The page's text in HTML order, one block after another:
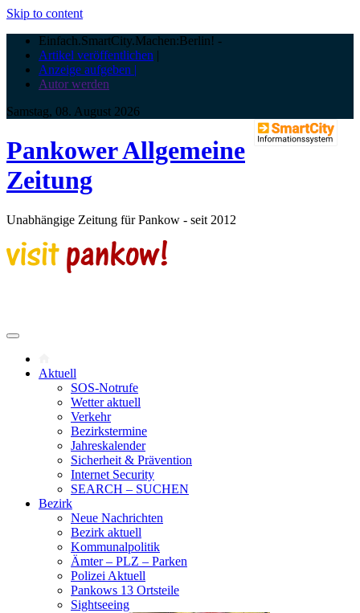
Skip to content
Einfach.SmartCity.Machen:Berlin! -
Artikel veröffentlichen |
Anzeige aufgeben |
Autor werden
Samstag, 08. August 2026
Pankower Allgemeine
Zeitung
Unabhängige Zeitung für Pankow - seit 2012
Aktuell
SOS-Notrufe
Wetter aktuell
Verkehr
Bezirkstermine
Jahreskalender
Sicherheit & Prävention
Internet Security
SEARCH – SUCHEN
Bezirk
Neue Nachrichten
Bezirk aktuell
Kommunalpolitik
Ämter – PLZ – Parken
Polizei Aktuell
Pankows 13 Ortsteile
Sightseeing